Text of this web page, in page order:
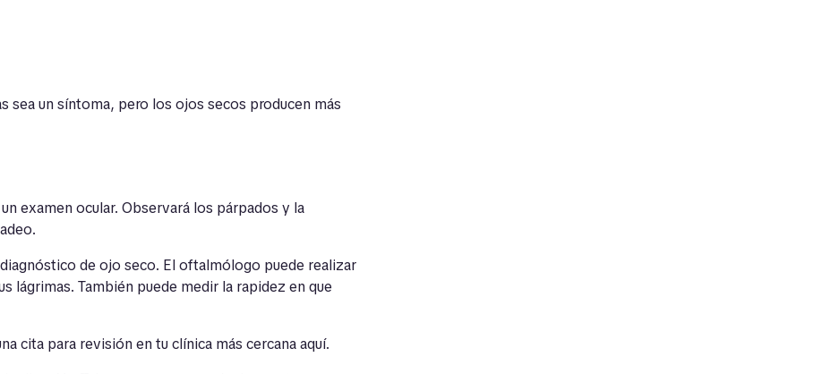
sea un síntoma, pero los ojos secos producen más
examen ocular. Observará los párpados y la
de ojo seco. El oftalmólogo puede realizar
lágrimas. También puede medir la rapidez en que
cita para revisión en tu clínica más cercanaaquí.